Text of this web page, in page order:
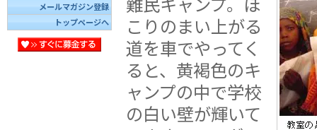
メールマガジン登録
トップページへ
こりのまい上がる
道を車でやってく
ると、黄褐色のキ
ャンプの中で学校
の白い壁が輝いて